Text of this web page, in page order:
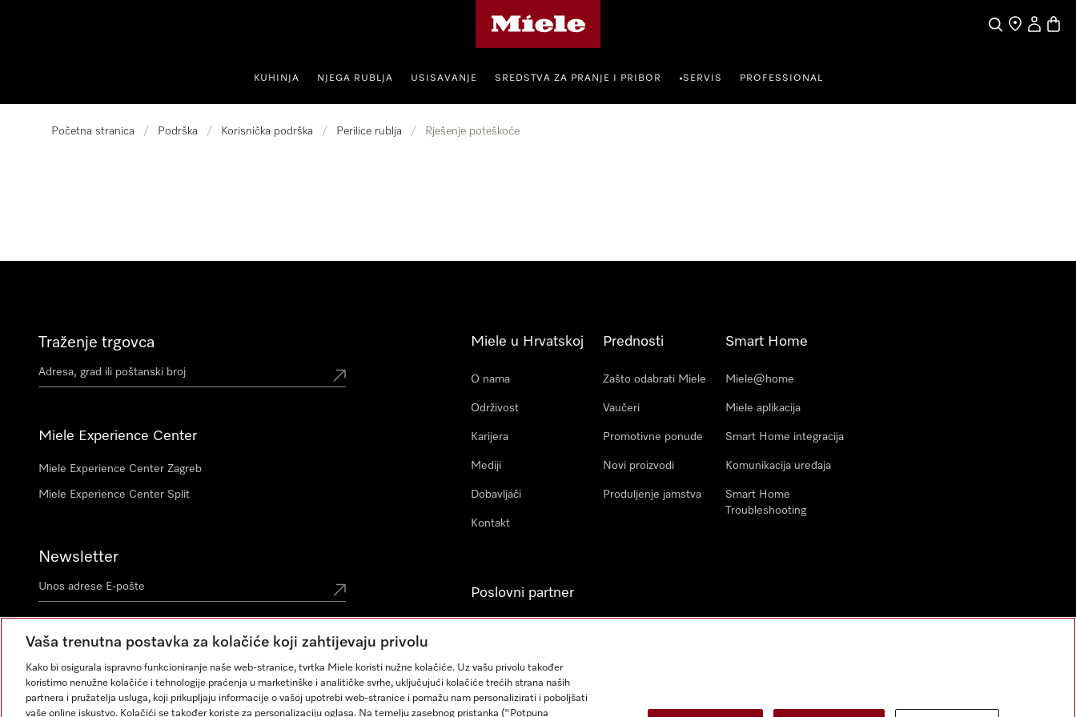
PretragaTraženjeKorisnički
KUHINJA NJEGA RUBLJA USISAVANJE SREDSTVA ZA PRANJE I PRIBOR •SERVIS PROFESSIONAL
Početna stranica / Podrška / Korisnička podrška / Perilice rublja / Rješenje poteškoće
Traženje trgovca
Miele Experience Center
Miele Experience Center Zagreb
Miele Experience Center Split
Newsletter
Miele u Hrvatskoj
O nama
Održivost
Karijera
Mediji
Dobavljači
Kontakt
Prednosti
Zašto odabrati Miele
Vaučeri
Promotivne ponude
Novi proizvodi
Produljenje jamstva
Smart Home
Miele@home
Miele aplikacija
Smart Home integracija
Komunikacija uređaja
Smart Home
Troubleshooting
Poslovni partner
građevinskih radova
Vaša trenutna postavka za kolačiće koji zahtijevaju privolu
Kako bi osigurala ispravno funkcioniranje naše web-stranice, tvrtka Miele koristi nužne kolačiće. Uz vašu privolu također
koristimo nenužne kolačiće i tehnologije praćenja u marketinške i analitičke svrhe, uključujući kolačiće trećih strana naših
partnera i pružatelja usluga, koji prikupljaju informacije o vašoj upotrebi web-stranice i pomažu nam personalizirati i poboljšati
vaše online iskustvo. Kolačići se također koriste za personalizaciju oglasa. Na temelju zasebnog pristanka ("Potpuna